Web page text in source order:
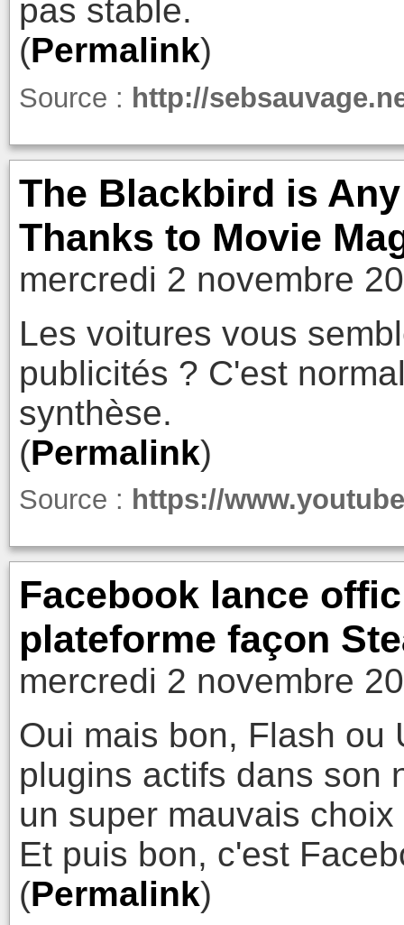
pas stable.
(Permalink)
Source : http://
The Blackbird is
Thanks to Movie
mercredi 2 novembre
Les voitures vous
publicités ? C'est
synthèse.
(Permalink)
Source : https://
Facebook lance
plateforme façon
mercredi 2 novembre
Oui mais bon, Flash ou
plugins actifs dans son
un super mauvais
Et puis bon, c'est
(Permalink)